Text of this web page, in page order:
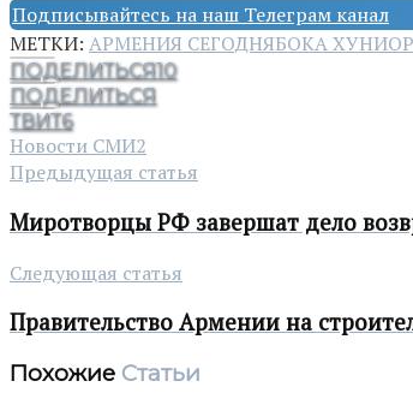
Подписывайтесь на наш Телеграм канал
МЕТКИ: АРМЕНИЯ СЕГОДНЯБОКА
ПОДЕЛИТЬСЯ10
ПОДЕЛИТЬСЯ
ТВИТ6
Новости СМИ2
Предыдущая статья
Миротворцы РФ завершат дело
Следующая статья
Правительство Армении на
Похожие Статьи